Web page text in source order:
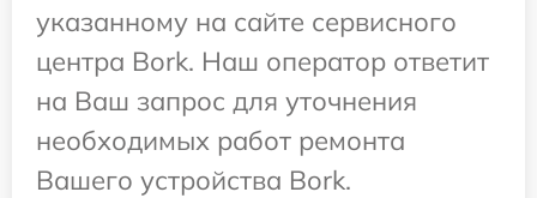
указанному на сайте сервисного
центра Bork. Наш оператор ответит
на Ваш запрос для уточнения
необходимых работ ремонта
Вашего устройства Bork.